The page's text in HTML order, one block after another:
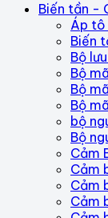
Biến tần -
Áp
Biến
Bộ
Bộ
Bộ
Bộ
bộ
Bộ
Cảm
Cảm
Cảm
Cảm